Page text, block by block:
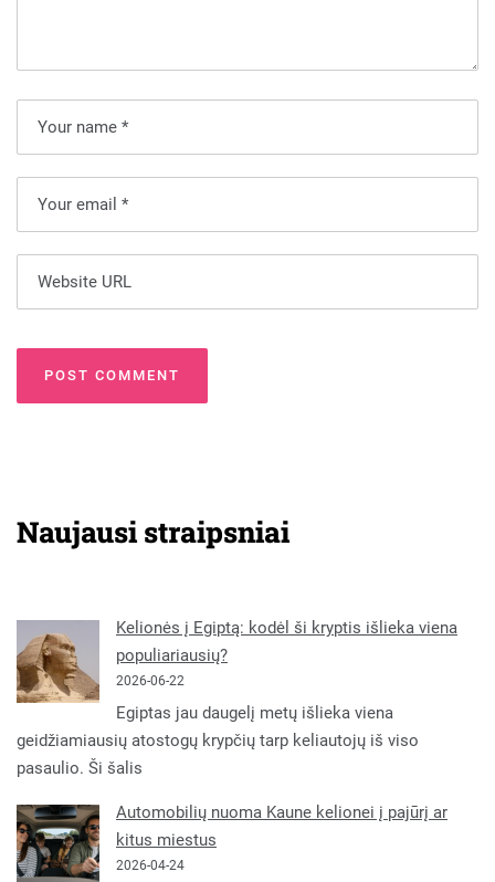
Naujausi straipsniai
Kelionės į Egiptą: kodėl ši kryptis išlieka viena
populiariausių?
2026-06-22
Egiptas jau daugelį metų išlieka viena
geidžiamiausių atostogų krypčių tarp keliautojų iš viso
pasaulio. Ši šalis
Automobilių nuoma Kaune kelionei į pajūrį ar
kitus miestus
2026-04-24